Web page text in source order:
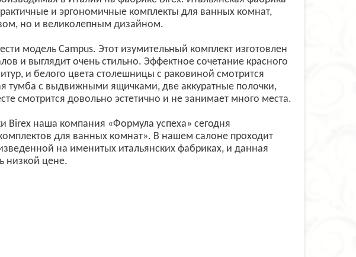
и эргономичные комплекты для ванных комнат,
но и великолепным дизайном.
модель Campus. Этот изумительный комплект изготовлен
и выглядит очень стильно. Эффектное сочетание красного
и белого цвета столешницы с раковиной смотрится
тумба с выдвижными ящичками, две аккуратные полочки,
смотрится довольно эстетично и не занимает много места.
Birex наша компания «Формула успеха» сегодня
для ванных комнат». В нашем салоне проходит
на именитых итальянских фабриках, и данная
низкой цене.